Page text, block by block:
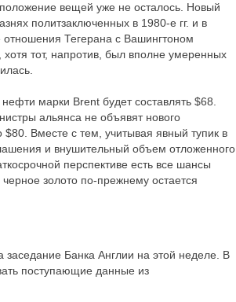
вещей уже не осталось. Новый
политзаключенных в 1980-е гг. и в
Тегерана с Вашингтоном
тот, напротив, был вполне умеренных
марки Brent будет составлять $68.
альянса не объявят нового
$80. Вместе с тем, учитывая явный тупик в
и внушительный объем отложенного
перспективе есть все шансы
золото по-прежнему остается
Банка Англии на этой неделе. В
поступающие данные из